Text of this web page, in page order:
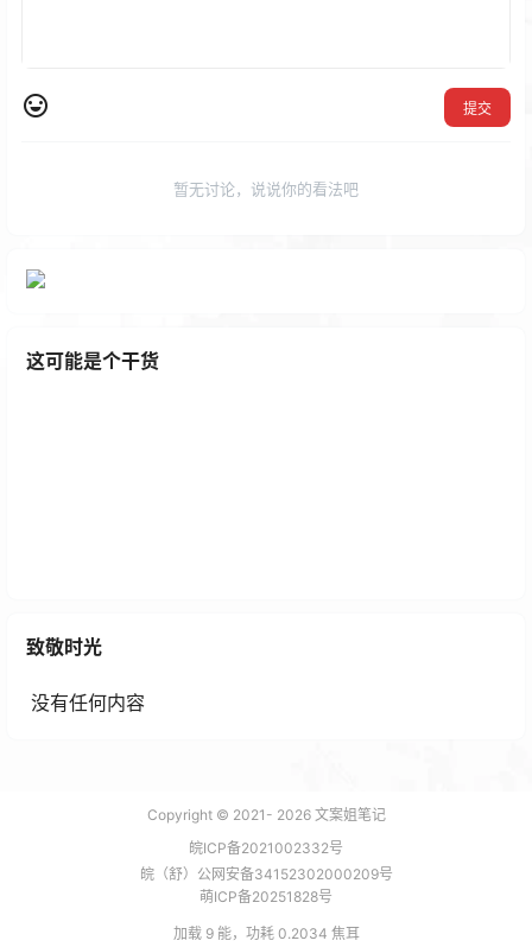
提交
暂无讨论，说说你的看法吧
这可能是个干货
致敬时光
没有任何内容
Copyright © 2021- 2026文案姐笔记
皖ICP备2021002332号
皖（舒）公网安备34152302000209号
萌ICP备20251828号
加载 9 能，功耗 0.2034 焦耳